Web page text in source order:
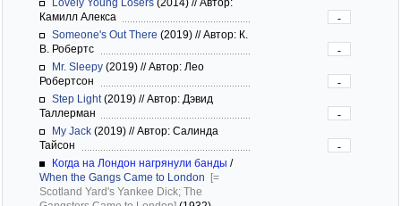
Камилл Алекса
-
Someone's Out There (2019) //Автор: К.
В. Робертс
-
Mr. Sleepy (2019) //Автор: Лео
Робертсон
-
Step Light(2019) //Автор: Дэвид
Таллерман
-
My Jack (2019) //Автор: Салинда
Тайсон
-
Когда на Лондон нагрянули банды /
When the Gangs Came to London [=
Scotland Yard's Yankee Dick; The